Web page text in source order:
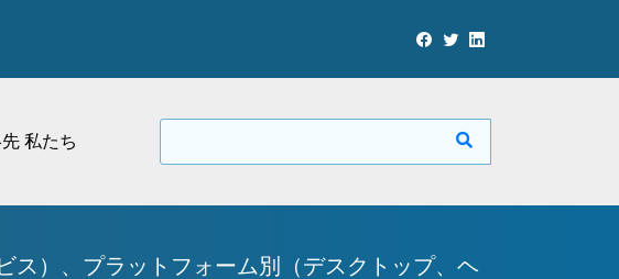
私たち
ス）、プラットフォーム別（デスクトップ、ヘ